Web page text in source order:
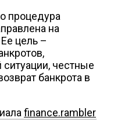
процедура
на
цель –
честные
банкрота в
finance.rambler